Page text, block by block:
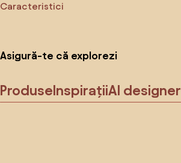
Caracteristici
Asigură-te că explorezi
ProduseInspirațiiAI designer